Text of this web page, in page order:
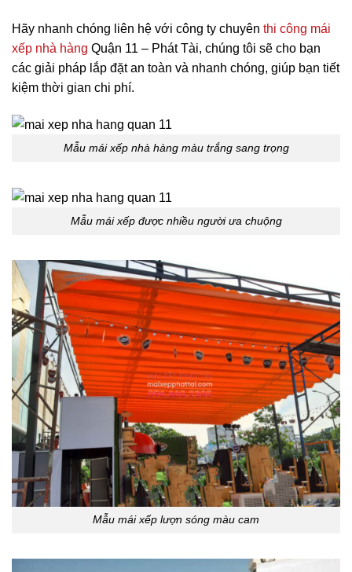
Hãy nhanh chóng liên hệ với công ty chuyên thi công mái
xếp nhà hàng Quận 11 – Phát Tài, chúng tôi sẽ cho bạn
các giải pháp lắp đặt an toàn và nhanh chóng, giúp bạn tiết
kiệm thời gian chi phí.
Mẫu mái xếp nhà hàng màu trắng sang trọng
Mẫu mái xếp được nhiều người ưa chuộng
Mẫu mái xếp lượn sóng màu cam